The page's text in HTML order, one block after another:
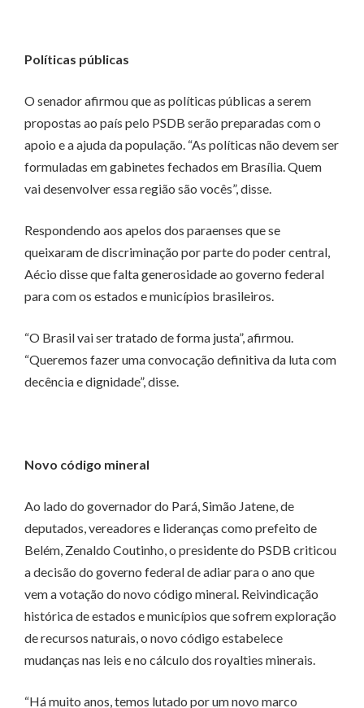
Políticas públicas
O senador afirmou que as políticas públicas a serem
propostas ao país pelo PSDB serão preparadas com o
apoio e a ajuda da população. “As políticas não devem ser
formuladas em gabinetes fechados em Brasília. Quem
vai desenvolver essa região são vocês”, disse.
Respondendo aos apelos dos paraenses que se
queixaram de discriminação por parte do poder central,
Aécio disse que falta generosidade ao governo federal
para com os estados e municípios brasileiros.
“O Brasil vai ser tratado de forma justa”, afirmou.
“Queremos fazer uma convocação definitiva da luta com
decência e dignidade”, disse.
Novo código mineral
Ao lado do governador do Pará, Simão Jatene, de
deputados, vereadores e lideranças como prefeito de
Belém, Zenaldo Coutinho, o presidente do PSDB criticou
a decisão do governo federal de adiar para o ano que
vem a votação do novo código mineral. Reivindicação
histórica de estados e municípios que sofrem exploração
de recursos naturais, o novo código estabelece
mudanças nas leis e no cálculo dos royalties minerais.
“Há muito anos, temos lutado por um novo marco